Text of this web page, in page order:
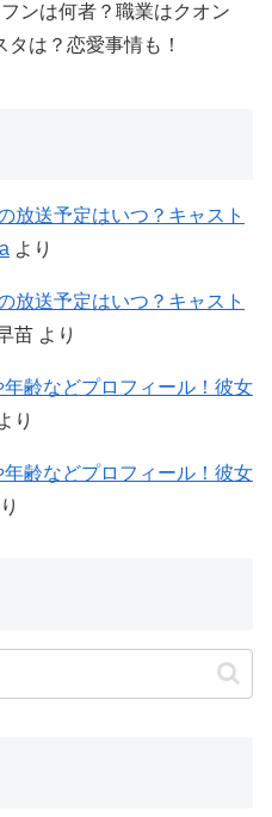
ンは何者？職業はクオン
は？恋愛事情も！
放送予定はいつ？キャスト
より
放送予定はいつ？キャスト
苗 より
齢などプロフィール！彼女
り
齢などプロフィール！彼女